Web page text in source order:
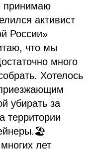
принимаю
активист
России»
что мы
много
Хотелось
убирать за
территории
лет